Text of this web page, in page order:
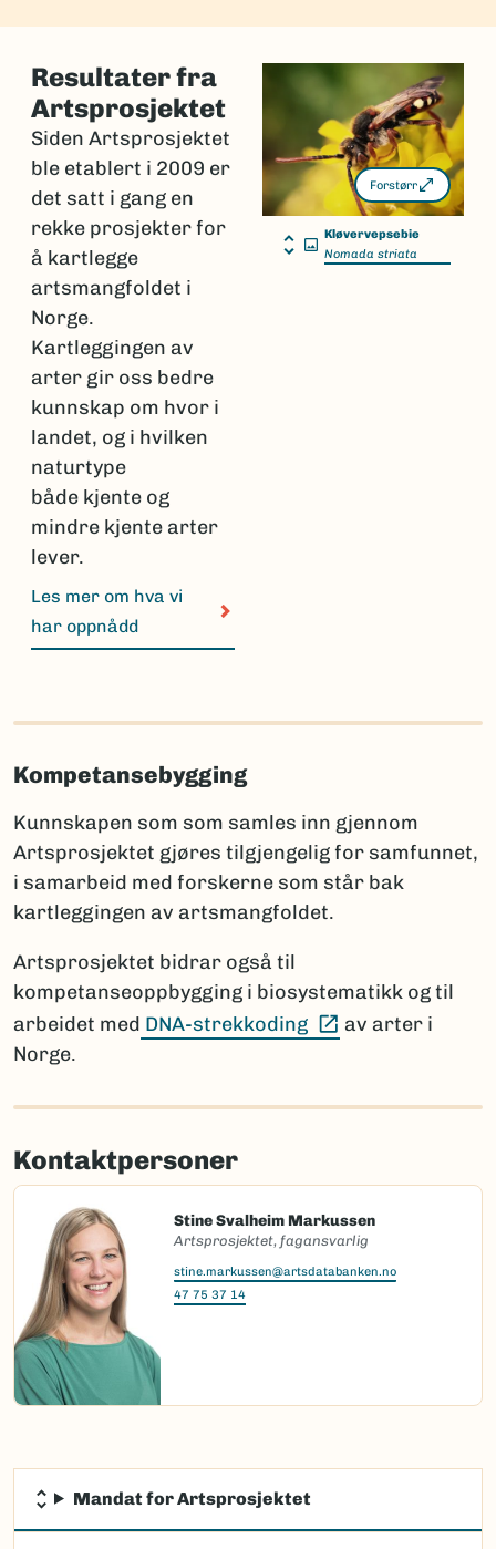
Forstørr
Kløvervepsebie
Nomada striata
Resultater fra
Artsprosjektet
Siden Artsprosjektet
ble etablert i 2009 er
det satt i gang en
rekke prosjekter for
å kartlegge
artsmangfoldet i
Norge.
Kartleggingen av
arter gir oss bedre
kunnskap om hvor i
landet, og i hvilken
naturtype
både kjente og
mindre kjente arter
lever.
Les mer om hva vi
har oppnådd
Kompetansebygging
Kunnskapen som som samles inn gjennom
Artsprosjektet gjøres tilgjengelig for samfunnet,
i samarbeid med forskerne som står bak
kartleggingen av artsmangfoldet.
Artsprosjektet bidrar også til
kompetanseoppbygging i biosystematikk og til
arbeidet med DNA-strekkoding (Ekstern lenke)
av arter i
Norge.
Kontaktpersoner
Stine Svalheim Markussen
Artsprosjektet, fagansvarlig
stine.markussen@artsdatabanken.no
47 75 37 14
Mandat for Artsprosjektet